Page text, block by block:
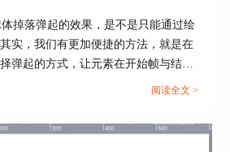
情况请参考图2。
掉落弹起的效果，是不是只能通过绘
实，我们有更加便捷的方法，就是在
弹起的方式，让元素在开始帧与结束
阅读全文 >